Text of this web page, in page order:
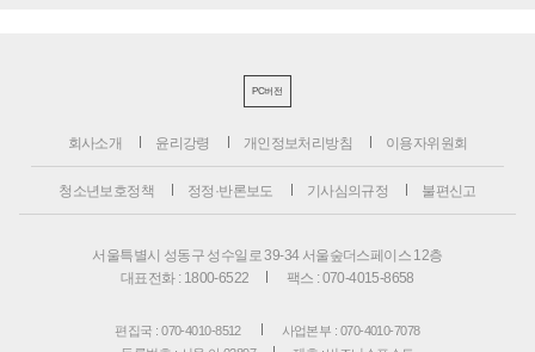
PC버전
회사소개 윤리강령 개인정보처리방침 이용자위원회
청소년보호정책 정정·반론보도 기사심의규정 불편신고
서울특별시 성동구 성수일로 39-34 서울숲더스페이스 12층
대표전화 : 1800-6522
팩스 : 070-4015-8658
편집국 : 070-4010-8512
사업본부 : 070-4010-7078